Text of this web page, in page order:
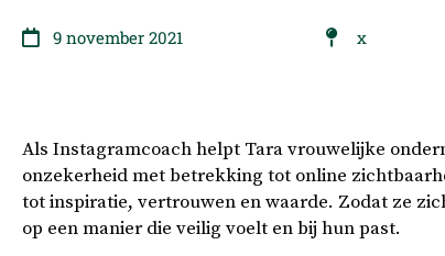
9 november 2021 x
Als Instagramcoach helpt Tara vrouwelijke
onzekerheid met betrekking tot online
tot inspiratie, vertrouwen en waarde. Zodat ze
op een manier die veilig voelt en bij hun past.